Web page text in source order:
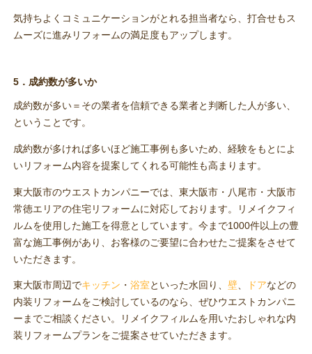
気持ちよくコミュニケーションがとれる担当者なら、打合せもス
ムーズに進みリフォームの満足度もアップします。
5．成約数が多いか
成約数が多い＝その業者を信頼できる業者と判断した人が多い、
ということです。
成約数が多ければ多いほど施工事例も多いため、経験をもとによ
いリフォーム内容を提案してくれる可能性も高まります。
東大阪市のウエストカンパニーでは、東大阪市・八尾市・大阪市
常徳エリアの住宅リフォームに対応しております。リメイクフィ
ルムを使用した施工を得意としています。今まで1000件以上の豊
富な施工事例があり、お客様のご要望に合わせたご提案をさせて
いただきます。
東大阪市周辺でキッチン ・ 浴室 といった水回り、 壁、 ドアなどの
内装リフォームをご検討しているのなら、ぜひウエストカンパニ
ーまでご相談ください。リメイクフィルムを用いたおしゃれな内
装リフォームプランをご提案させていただきます。